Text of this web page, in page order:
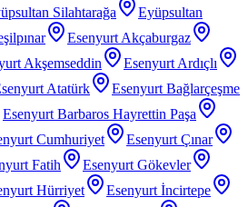
Silahtarağa
Eyüpsultan
Esenyurt Akçaburgaz
Akşemseddin
Esenyurt Ardıçlı
Atatürk
Esenyurt Bağlarçeşme
Esenyurt Barbaros Hayrettin Paşa
Cumhuriyet
Esenyurt Çınar
Fatih
Esenyurt Gökevler
Hürriyet
Esenyurt İncirtepe